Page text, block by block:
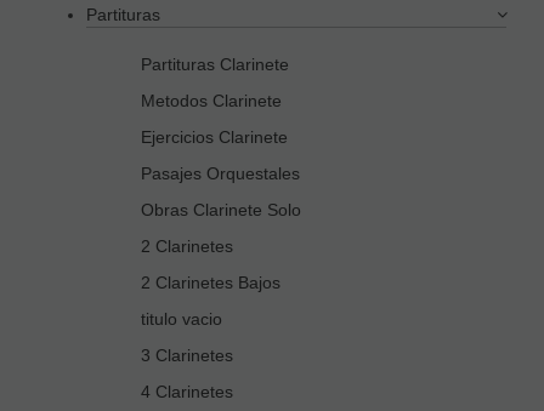
Partituras
Partituras Clarinete
Metodos Clarinete
Ejercicios Clarinete
Pasajes Orquestales
Obras Clarinete Solo
2 Clarinetes
2 Clarinetes Bajos
titulo vacio
3 Clarinetes
4 Clarinetes